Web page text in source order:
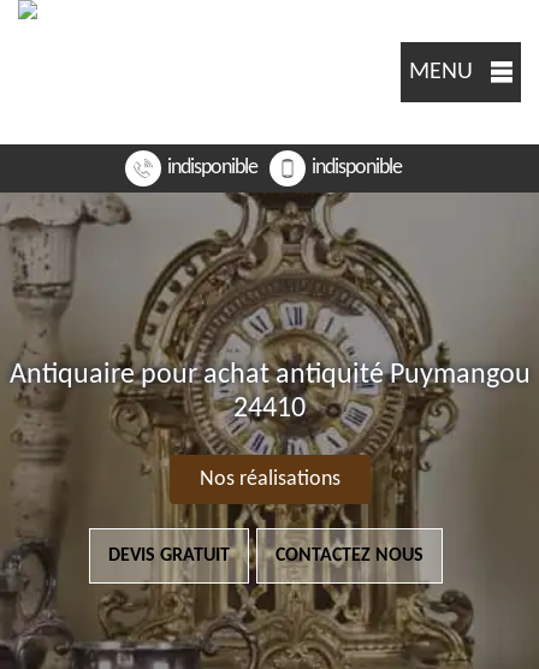
MENU
indisponible indisponible
Antiquaire pour achat antiquité Puymangou
24410
Nos réalisations
DEVIS GRATUIT CONTACTEZ NOUS